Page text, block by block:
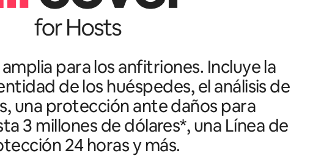
para los anfitriones. Incluye la
de los huéspedes, el análisis de
una protección ante daños para
3 millones de dólares*, una Línea de
24 horas y más.